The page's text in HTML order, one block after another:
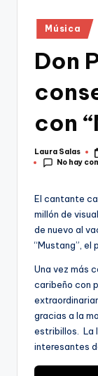
Publicado
en
Música
Don
con
Publicado
por
Laura Salas
No hay
El cantante
millón de
de nuevo al
“Mustang”, el
Una vez más
caribeño con
gracias a la
estribillos. La
interesantes